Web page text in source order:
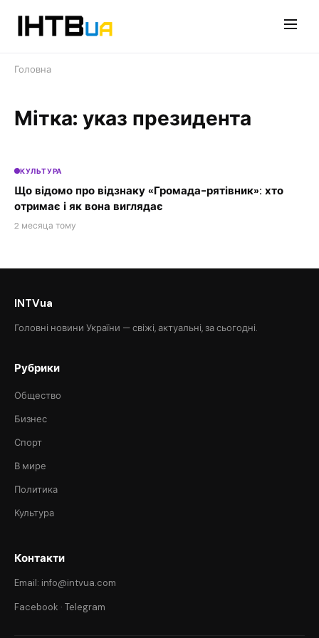
Головна
Мітка: указ президента
КУЛЬТУРА
Що відомо про відзнаку «Громада-рятівник»: хто
отримає і як вона виглядає
2 месяца тому
INTVua
Головні новини України — свіжі, актуальні, за сьогодні.
Рубрики
Общество
Бизнес
Спорт
В мире
Политика
Культура
Контакти
Email: info@intvua.com
Facebook · Telegram